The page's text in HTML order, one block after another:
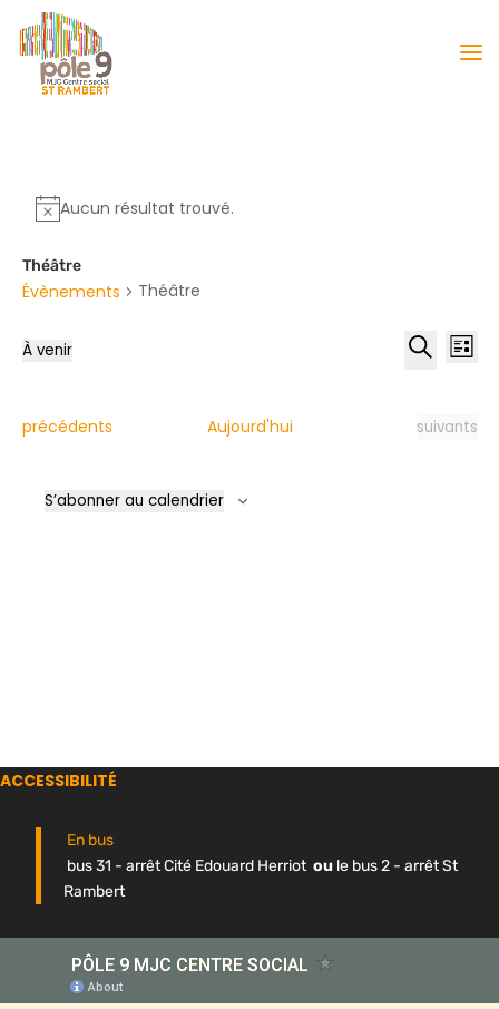
Aucun résultat trouvé.
Théâtre
Évènements Théâtre
de
de
Liste
À venir
date.
Évènements
précédents Aujourd'hui suivants
S’abonner au calendrier
ACCESSIBILITÉ
En bus
bus 31 - arrêt Cité Edouard Herriot ou le bus 2 - arrêt St
Rambert